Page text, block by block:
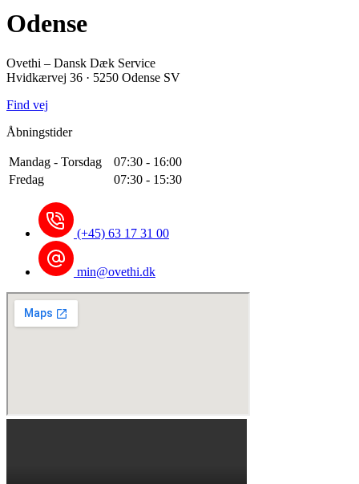
Odense
Ovethi – Dansk Dæk Service
Hvidkærvej 36 · 5250 Odense SV
Find vej
Åbningstider
Mandag - Torsdag
07:30 - 16:00
Fredag
07:30 - 15:30
(+45) 63 17 31 00
min@ovethi.dk